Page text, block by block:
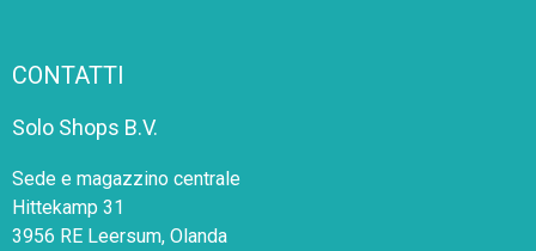
CONTATTI
Solo Shops B.V.
Sede e magazzino centrale
Hittekamp 31
3956 RE Leersum, Olanda